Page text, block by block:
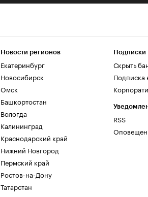
Новости регионов
Екатеринбург
Новосибирск
Омск
Башкортостан
Вологда
Калининград
Краснодарский край
Нижний Новгород
Пермский край
Ростов-на-Дону
Татарстан
Подписки
Скрыть
Подписка
RSS